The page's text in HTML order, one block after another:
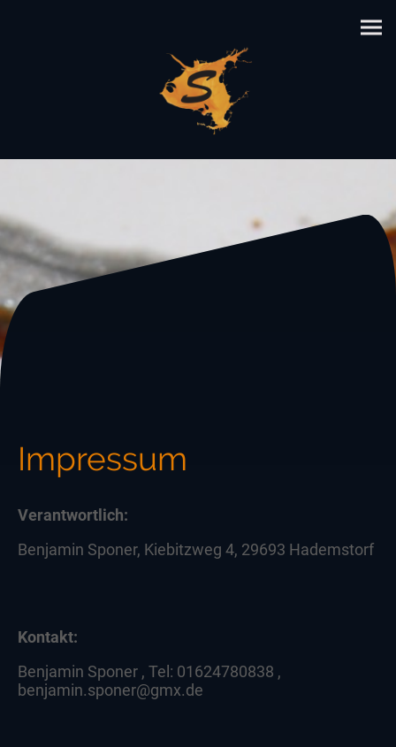
Impressum
Verantwortlich:
Benjamin Sponer, Kiebitzweg 4, 29693 Hademstorf
Kontakt:
Benjamin Sponer , Tel: 01624780838 ,
benjamin.sponer@gmx.de